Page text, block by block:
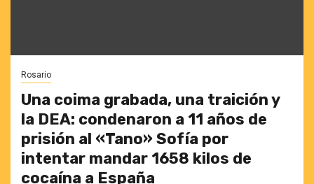
Rosario
Una coima grabada, una traición y
la DEA: condenaron a 11 años de
prisión al «Tano» Sofía por
intentar mandar 1658 kilos de
cocaína a España